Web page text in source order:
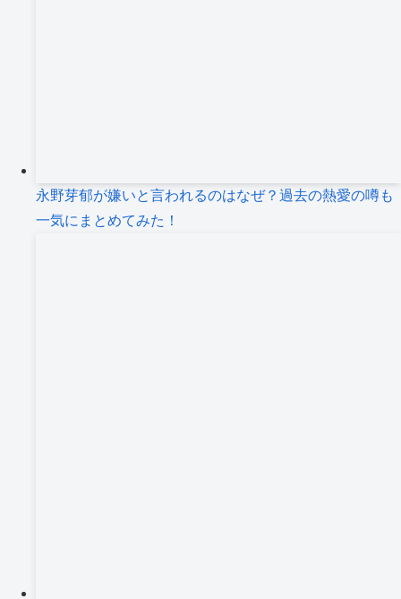
永野芽郁が嫌いと言われるのはなぜ？過去の熱愛の噂も
一気にまとめてみた！